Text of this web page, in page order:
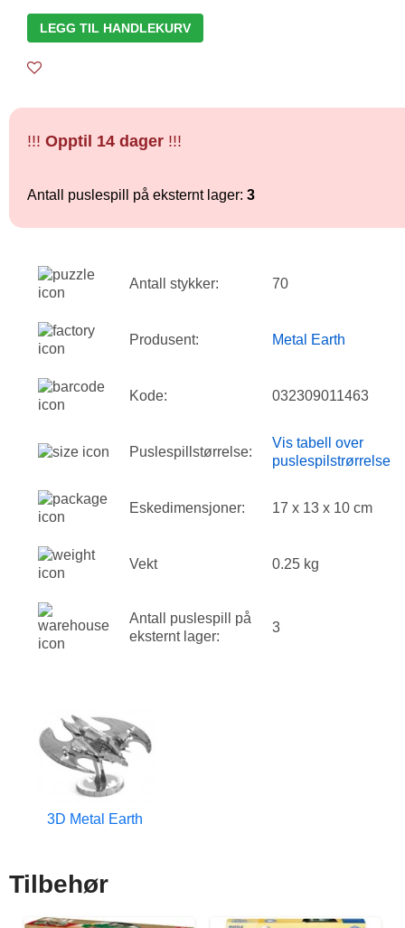
LEGG TIL HANDLEKURV
!!! Opptil 14 dager !!!
Antall puslespill på eksternt lager: 3
Antall stykker: 70
Produsent: Metal Earth
Kode: 032309011463
Puslespillstørrelse:
Vis tabell over
puslespilstrørrelse
Eskedimensjoner: 17 x 13 x 10 cm
Vekt 0.25 kg
Antall puslespill på
eksternt lager:
3
3D Metal Earth
Tilbehør